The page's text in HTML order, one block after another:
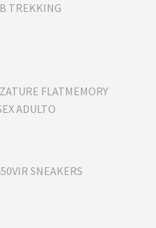
TREKKING
FLATMEMORY
ADULTO
SNEAKERS